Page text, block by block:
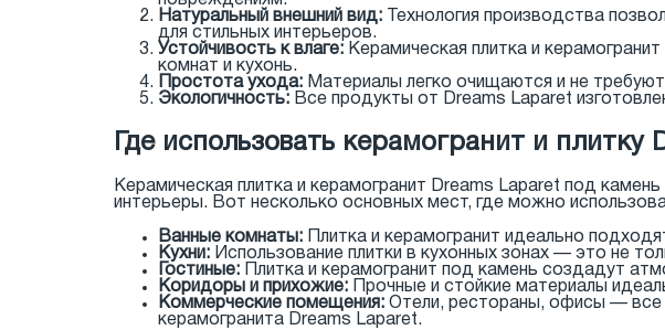
Натуральный внешний вид: Технология производства
для стильных интерьеров.
Устойчивость к влаге: Керамическая плитка и
комнат и кухонь.
Простота ухода: Материалы легко очищаются и не
Экологичность: Все продукты от Dreams Laparet
Где использовать керамогранит и плитку
Керамическая плитка и керамогранит Dreams Laparet под
интерьеры. Вот несколько основных мест, где можно
Ванные комнаты: Плитка и керамогранит идеально
Кухни: Использование плитки в кухонных зонах — это не
Гостиные: Плитка и керамогранит под камень создадут
Коридоры и прихожие: Прочные и стойкие материалы
Коммерческие помещения: Отели, рестораны, офисы — все
керамогранита Dreams Laparet.